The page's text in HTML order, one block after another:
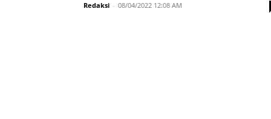
Redaksi - 08/04/2022 12:08 AM